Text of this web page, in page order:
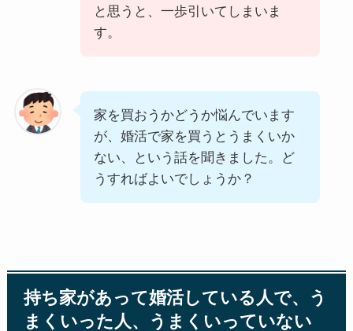
と思うと、一歩引いてしまいま
す。
家を買おうかどうか悩んでいます
が、婚活で家を買うとうまくいか
ない、という話を聞きました。ど
うすればよいでしょうか？
持ち家があって婚活している人で、う
まくいった人、うまくいっていない